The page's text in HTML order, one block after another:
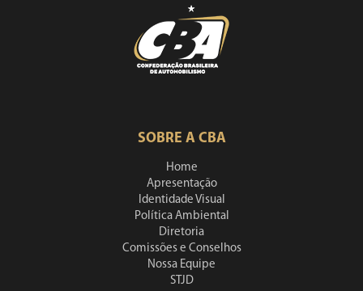
SOBRE A CBA
Home
Apresentação
Identidade Visual
Política Ambiental
Diretoria
Comissões e Conselhos
Nossa Equipe
STJD